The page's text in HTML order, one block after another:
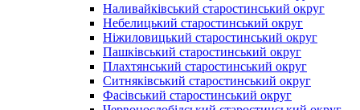
Наливайківський старостинський округ
Небелицький старостинський округ
Ніжиловицький старостинський округ
Пашківський старостинський округ
Плахтянський старостинський округ
Ситняківський старостинський округ
Фасівський старостинський округ